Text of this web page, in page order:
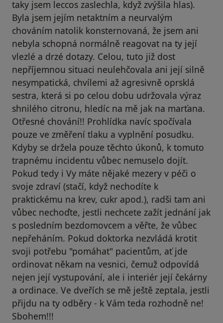
taky jsem leccos zaslechla, když zvýšila hlas).
Byla jsem jejím netaktním a neurvalým
chováním natolik konsternovaná, že jsem ani
nebyla schopná normálně reagovat na ty její
vlezlé a drzé dotazy. Celou, tuto již dost
nepříjemnou situaci neulehčovala ani její silně
nesympatická, chvílemi až agresivně oprsklá
sestra, která si po celou dobu udržovala výraz
shnilého citronu, hledíc na mě jak na marťana.
Otřesné chování!! Prohlídka navíc spočívala
pouze ve změření tlaku a vyplnění posudku.
Kdyby se držela pouze těchto úkonů, k tomuto
trapnému incidentu vůbec nemuselo dojít.
Pokud tedy i Vy máte nějaké mezery v péči o
svoje zdraví (stačí, když nechodíte k
praktickému na krev, cukr apod.), radši tam ani
vůbec nechoďte, jestli nechcete zažít jednání jak
s posledním bezdomovcem a věřte, že vůbec
nepřeháním. Pokud doktorka nezvládá krotit
svoji potřebu "pomáhat" pacientům, ať jde
ordinovat někam na vesnici, čemuž odpovídá
nejen její vystupování, ale i interiér její čekárny
a ordinace. Ve dveřích se mě ještě zeptala, jestli
přijdu na ty odběry - k Vám teda rozhodně ne!
Sbohem!!!